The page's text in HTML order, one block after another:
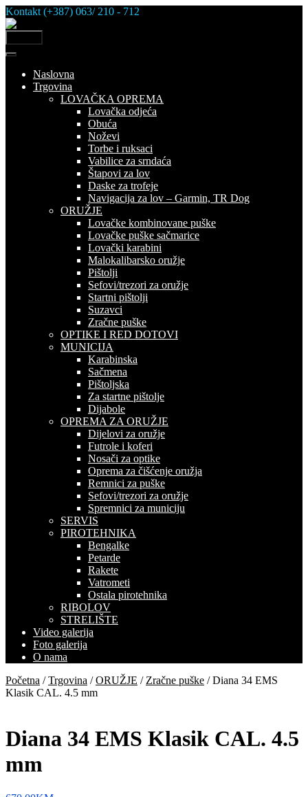
Skip
to
content
Kontakt (+387) 063/ 210 - 712
Naslovna
Trgovina
LOVAČKA OPREMA
Lovačka odjeća
Obuća
Noževi
Torbe i ruksaci
Vabilice za srndaća
Štapovi za lov
Daske za trofeje
Navigacija za lov – Garmin, TR Dog
ORUŽJE
Lovačke kombinovane puške
Lovačke puške sačmarice
Lovački karabini
Malokalibarsko oružje
Pištolji
Sefovi/trezori za oružje
Startni pištolji
Suzavci
Zračne puške
OPTIKE I RED DOTOVI
MUNICIJA
Karabinska
Sačmena
Pištoljska
Za startne pištolje
Dijabole
OPREMA ZA ORUŽJE
Dijelovi za oružje
Futrole i koferi
Nosači za optike
Oprema za čišćenje oružja
Remnici za puške
Sefovi/trezori za oružje
Spremnici za municiju
SERVIS
PIROTEHNIKA
Bengalke
Petarde
Rakete
Vatrometi
Ostala pirotehnika
RIBOLOV
STRELIŠTE
Video galerija
Foto galerija
O nama
Početna /Trgovina /ORUŽJE / Zračne puške / Diana 34 EMS
Klasik CAL. 4.5 mm
Diana 34 EMS Klasik CAL. 4.5
mm